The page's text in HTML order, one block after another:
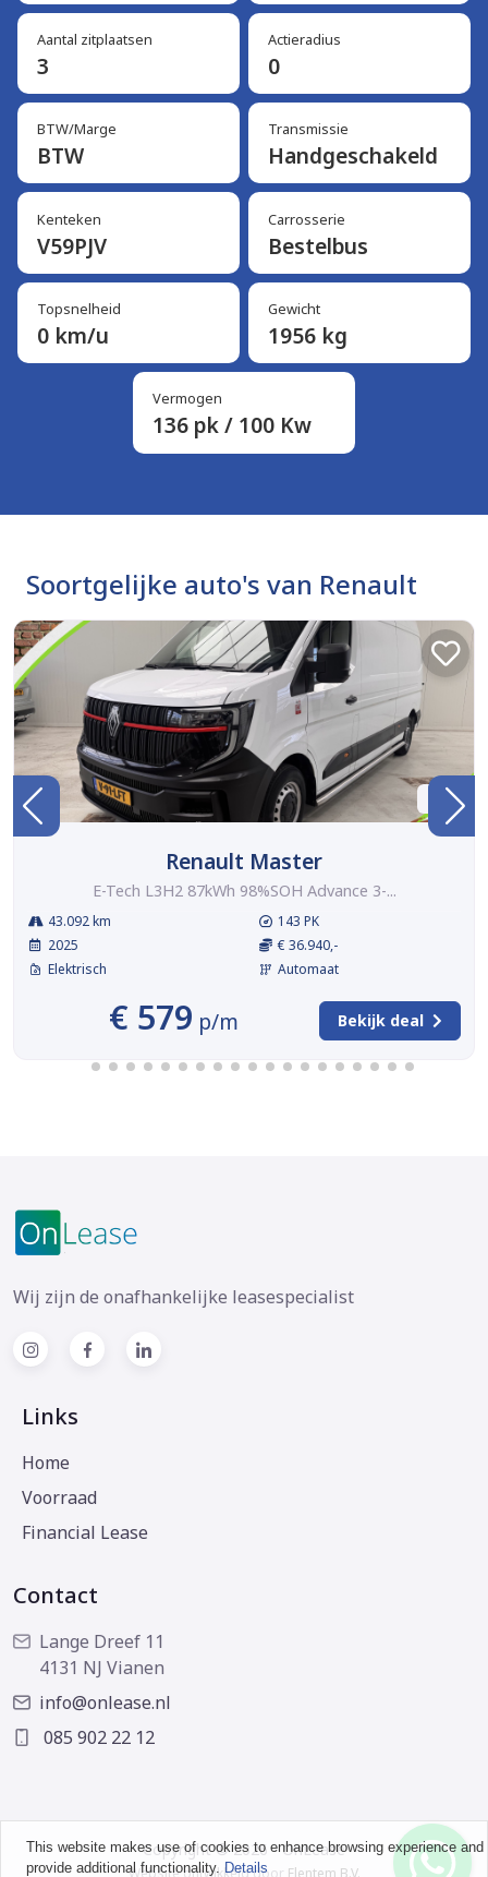
Aantal zitplaatsen
3
Actieradius
0
BTW/Marge
BTW
Transmissie
Handgeschakeld
Kenteken
V59PJV
Carrosserie
Bestelbus
Topsnelheid
0 km/u
Gewicht
1956 kg
Vermogen
136 pk / 100 Kw
Soortgelijke auto's van Renault
BTW
Renault Master
E-Tech L3H2 87kWh 98%SOH Advance 3-...
43.092 km
2025
Elektrisch
143 PK
€ 36.940,-
Automaat
€ 579 p/m Bekijk deal
Wij zijn de onafhankelijke leasespecialist
Links
Home
Voorraad
Financial Lease
Contact
Lange Dreef 11
4131 NJ Vianen
info@onlease.nl
085 902 22 12
Copyright © 2026 - OnLease
Website ontwikkeld door Flentem B.V.
This website makes use of cookies to enhance browsing experience and
provide additional functionality. Details